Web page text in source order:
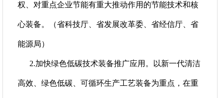
权、对重点企业节能有重大推动作用的节能技术和核
心装备。（省科技厅、省发展改革委、省经信厅、省
能源局）
2.加快绿色低碳技术装备推广应用。以新一代清洁
高效、绿色低碳、可循环生产工艺装备为重点，在重